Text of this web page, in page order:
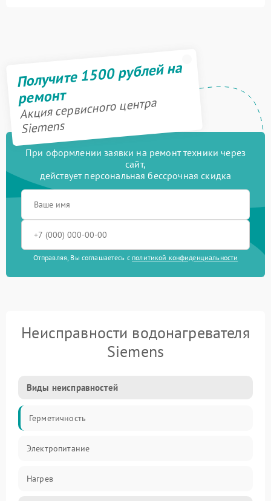
Получите 1500 рублей на
ремонт
Акция сервисного центра
Siemens
При оформлении заявки на ремонт техники через
сайт,
действует персональная бессрочная скидка
Отправляя, Вы соглашаетесь с политикой конфиденциальности
Неисправности водонагревателя
Siemens
Виды неисправностей
Герметичность
Электропитание
Нагрев